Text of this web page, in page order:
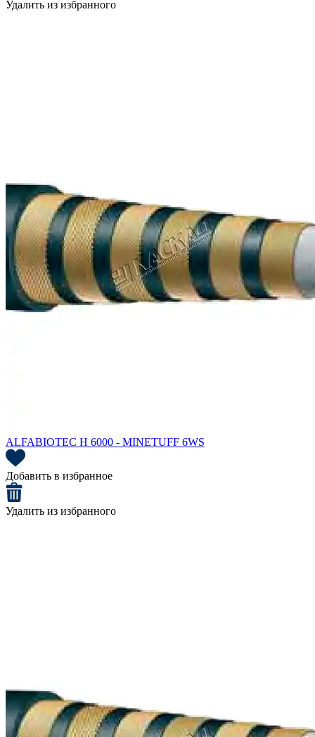
Удалить из избранного
ALFABIOTEC H 6000 - MINETUFF 6WS
Добавить в избранное
Удалить из избранного